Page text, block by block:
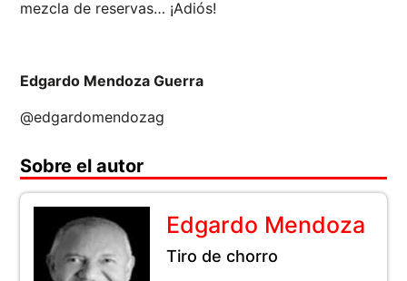
mezcla de reservas… ¡Adiós!
Edgardo Mendoza Guerra
@edgardomendozag
Sobre el autor
Edgardo Mendoza
Tiro de chorro